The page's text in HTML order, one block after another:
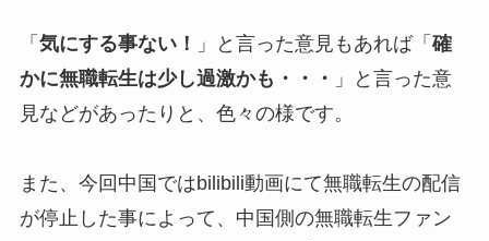
「 気にする事ない！ 」と言った意見もあれば「 確
かに無職転生は少し過激かも・・・ 」と言った意
見などがあったりと、色々の様です。
また、今回中国ではbilibili動画にて無職転生の配信
が停止した事によって、中国側の無職転生ファン